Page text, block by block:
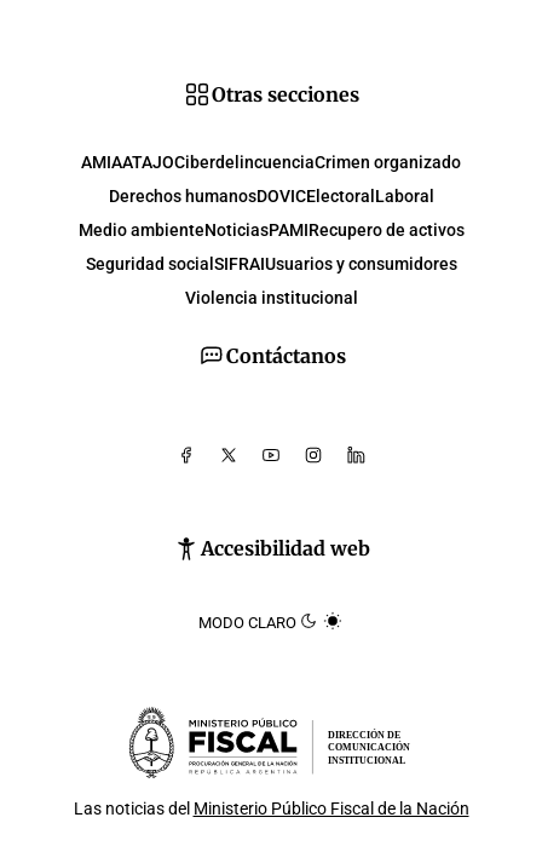
Contáctanos
Accesibilidad web
MODO CLARO
Otras secciones
AMIAATAJOCiberdelincuenciaCrimen organizado
Derechos humanosDOVICElectoral Laboral
Medio ambienteNoticiasPAMIRecupero de activos
Seguridad social SIFRAIUsuarios y consumidores
Violencia institucional
DIRECCIÓN DE
COMUNICACIÓN
INSTITUCIONAL
Las noticias del Ministerio Público Fiscal de la Nación